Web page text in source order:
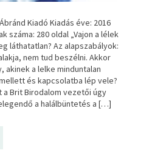
Kiadó Kiadás éve: 2016
száma: 280 oldal „Vajon a lélek
láthatatlan? Az alapszabályok:
nem tud beszélni. Akkor
akinek a lelke minduntalan
és kapcsolatba lép vele?
Brit Birodalom vezetői úgy
a halálbüntetés a […]